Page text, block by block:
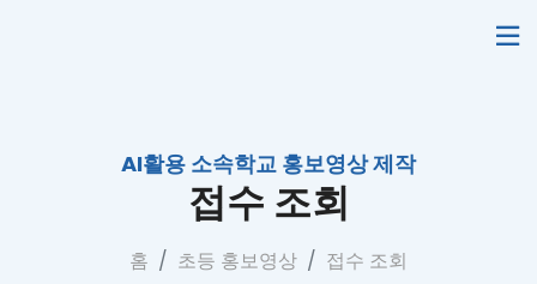
AI활용 소속학교 홍보영상 제작
접수 조회
홈 초등 홍보영상 접수 조회